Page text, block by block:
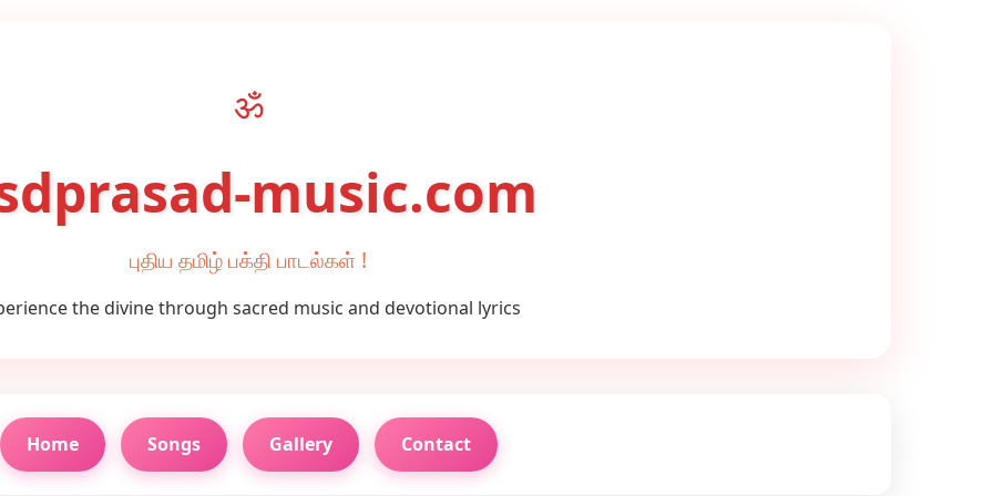
ॐ
music.com
புதிய தமிழ் பக்தி பாடல்கள் !
the divine through sacred music and devotional lyrics
Home Songs Gallery Contact